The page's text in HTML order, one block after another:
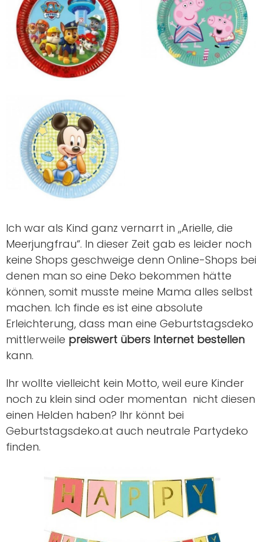
Ich war als Kind ganz vernarrt in „Arielle, die
Meerjungfrau“. In dieser Zeit gab es leider noch
keine Shops geschweige denn Online-Shops bei
denen man so eine Deko bekommen hätte
können, somit musste meine Mama alles selbst
machen. Ich finde es ist eine absolute
Erleichterung, dass man eine Geburtstagsdeko
mittlerweile preiswert übers Internet bestellen
kann.
Ihr wollte vielleicht kein Motto, weil eure Kinder
noch zu klein sind oder momentan nicht diesen
einen Helden haben? Ihr könnt bei
Geburtstagsdeko.at auch neutrale Partydeko
finden.